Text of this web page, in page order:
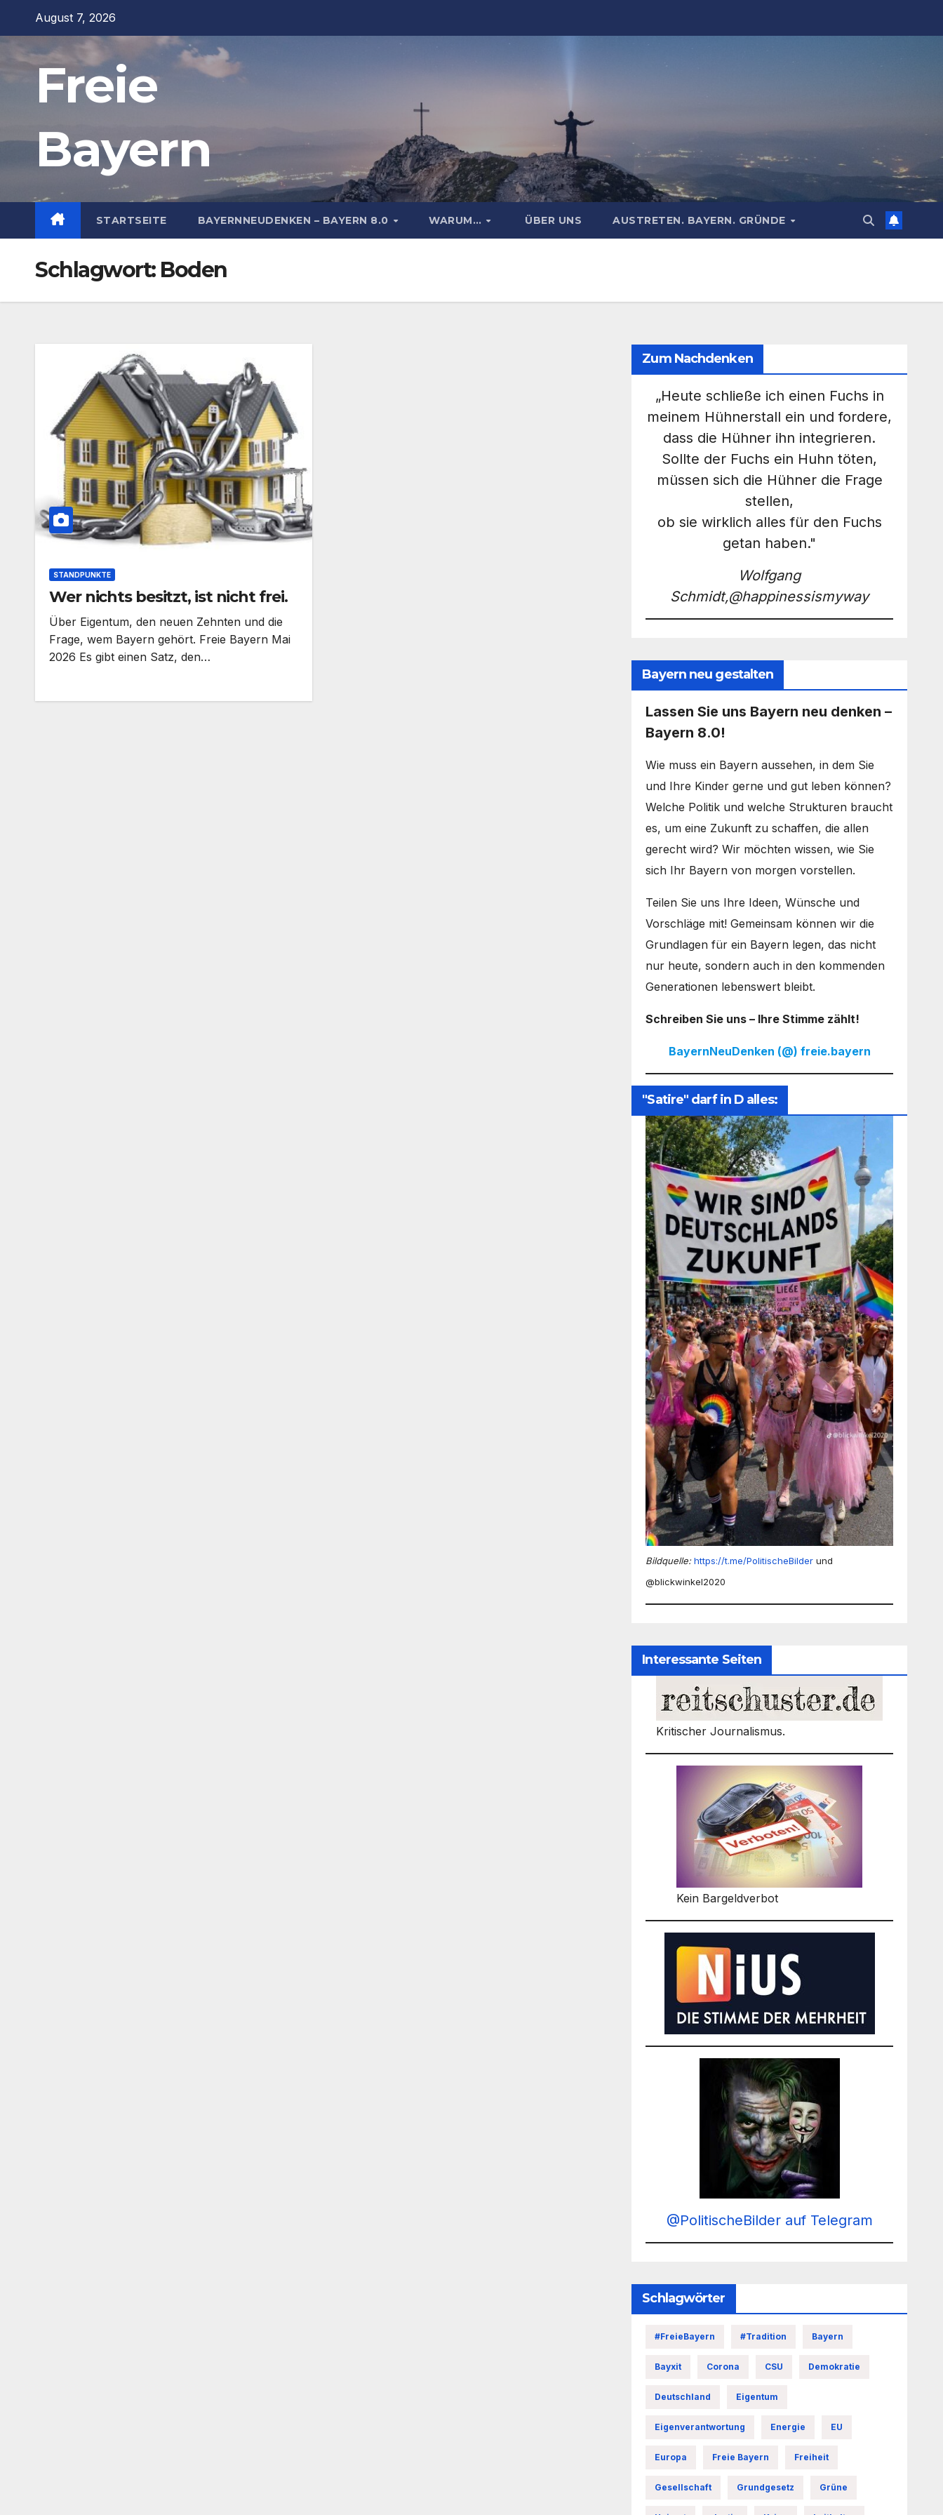
springen
August 7, 2026
Freie
Bayern
STARTSEITE BAYERNNEUDENKEN – BAYERN 8.0 WARUM… ÜBER UNS AUSTRETEN. BAYERN. GRÜNDE
Schlagwort: Boden
STANDPUNKTE
Wer nichts besitzt, ist nicht frei.
Über Eigentum, den neuen Zehnten und die
Frage, wem Bayern gehört. Freie Bayern Mai
2026 Es gibt einen Satz, den…
Zum Nachdenken
„Heute schließe ich einen Fuchs in
meinem Hühnerstall ein und fordere,
dass die Hühner ihn integrieren.
Sollte der Fuchs ein Huhn töten,
müssen sich die Hühner die Frage
stellen,
ob sie wirklich alles für den Fuchs
getan haben."
Wolfgang
Schmidt,@happinessismyway
Bayern neu gestalten
Lassen Sie uns Bayern neu denken –
Bayern 8.0!
Wie muss ein Bayern aussehen, in dem Sie
und Ihre Kinder gerne und gut leben können?
Welche Politik und welche Strukturen braucht
es, um eine Zukunft zu schaffen, die allen
gerecht wird? Wir möchten wissen, wie Sie
sich Ihr Bayern von morgen vorstellen.
Teilen Sie uns Ihre Ideen, Wünsche und
Vorschläge mit! Gemeinsam können wir die
Grundlagen für ein Bayern legen, das nicht
nur heute, sondern auch in den kommenden
Generationen lebenswert bleibt.
Schreiben Sie uns – Ihre Stimme zählt!
BayernNeuDenken (@) freie.bayern
"Satire" darf in D alles:
Bildquelle: https://t.me/PolitischeBilder und
@blickwinkel2020
Interessante Seiten
Kritischer Journalismus.
Kein Bargeldverbot
@PolitischeBilder auf Telegram
Schlagwörter
#FreieBayern #Tradition Bayern
Bayxit Corona CSU Demokratie
Deutschland Eigentum
Eigenverantwortung Energie EU
Europa Freie Bayern Freiheit
Gesellschaft Grundgesetz Grüne